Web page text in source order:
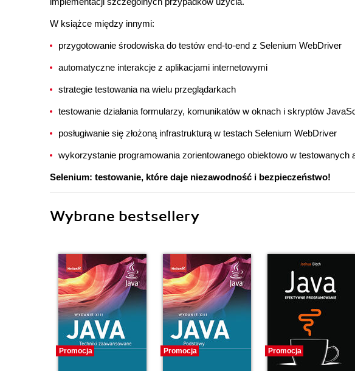
W książce między innymi:
przygotowanie środowiska do testów end-to-end z Selenium WebDriver
automatyczne interakcje z aplikacjami internetowymi
strategie testowania na wielu przeglądarkach
testowanie działania formularzy, komunikatów w oknach i skryptów
posługiwanie się złożoną infrastrukturą w testach Selenium WebDriver
wykorzystanie programowania zorientowanego obiektowo w testowanych
Selenium: testowanie, które daje niezawodność i bezpieczeństwo!
Wybrane bestsellery
Promocja Promocja Promocja